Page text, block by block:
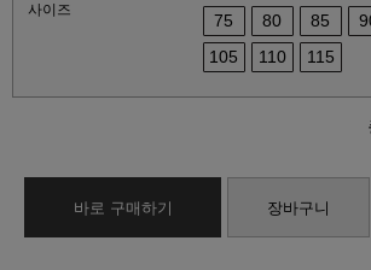
사이즈
75 80 85
105
110 115
바로 구매하기 장바구니